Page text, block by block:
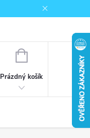
NÁKUPNÍ
Prázdný košík